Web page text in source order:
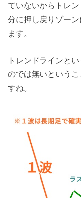
ていないからトレ
分に押し戻りゾー
ます。
トレンドラインと
のでは無いという
すね。